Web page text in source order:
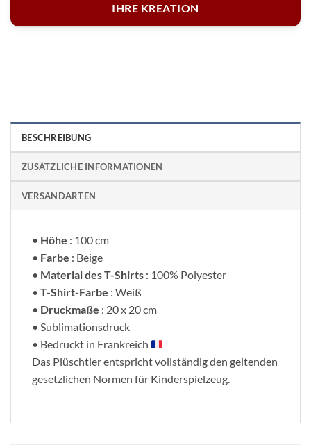
IHRE KREATION
BESCHREIBUNG
ZUSÄTZLICHE INFORMATIONEN
VERSANDARTEN
• Höhe : 100 cm
• Farbe : Beige
• Material des T-Shirts : 100% Polyester
• T-Shirt-Farbe : Weiß
• Druckmaße : 20 x 20 cm
• Sublimationsdruck
• Bedruckt in Frankreich
Das Plüschtier entspricht vollständig den geltenden
gesetzlichen Normen für Kinderspielzeug.